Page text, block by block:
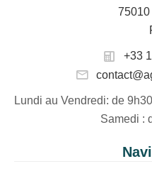
75010
+33
Lundi au Vendredi: de
Samedi :